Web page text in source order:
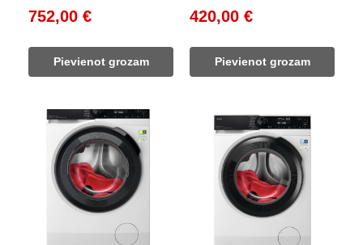
Original
was:
1
752,00 €Current
Pievienot grozam
Original
was:
649,00 €.
420,00 €Current
Pievienot grozam